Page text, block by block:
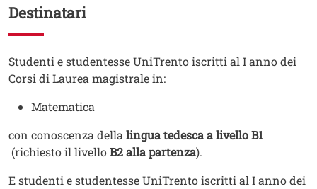
Destinatari
Testo
Studenti e studentesse UniTrento iscritti al I anno dei
Corsi di Laurea magistrale in:
Matematica
con conoscenza della lingua tedesca a livello B1
(richiesto il livelloB2 alla partenza).
E studenti e studentesse UniTrento iscritti al I anno dei